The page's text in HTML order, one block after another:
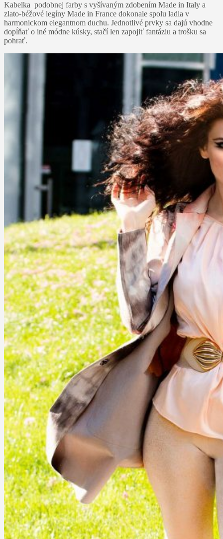
Kabelka podobnej farby s vyšívaným zdobením Made in Italy a
zlato-béžové legíny Made in France dokonale spolu ladia v
harmonickom elegantnom duchu. Jednotlivé prvky sa dajú vhodne
dopĺňať o iné módne kúsky, stačí len zapojiť fantáziu a trošku sa
pohrať.